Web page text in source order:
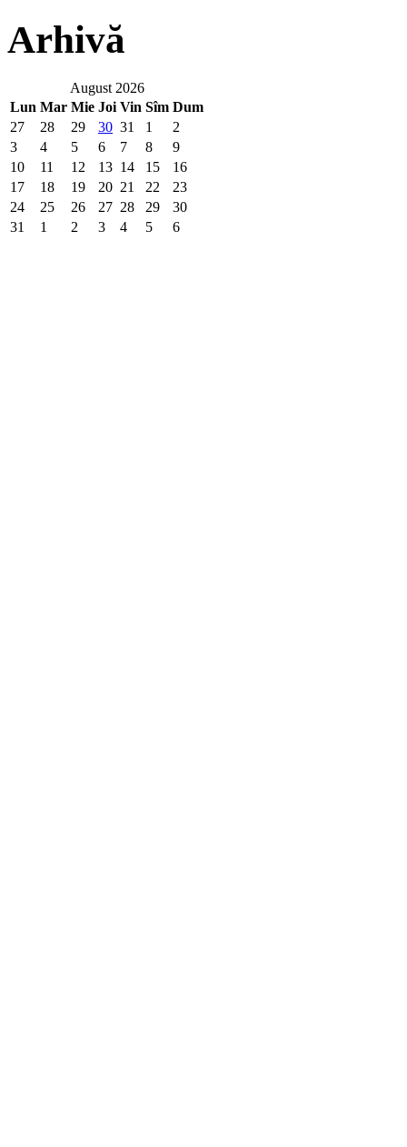
Arhivă
August 2026
Lun Mar Mie Joi Vin Sîm Dum
27
28 29 30 31 1
2
3
4 5 6 7 8
9
10
11 12 13 14 15
16
17
18 19 20 21 22
23
24
25 26 27 28 29
30
31
1 2 3 4 5 6